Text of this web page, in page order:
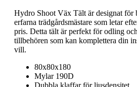
Hydro Shoot Väx Tält är designat för
erfarna trädgårdsmästare som letar
pris. Detta tält är perfekt för odling
tillbehören som kan komplettera din
vill.
80x80x180
Mylar 190D
Dubbla klaffar för ljusdensitet